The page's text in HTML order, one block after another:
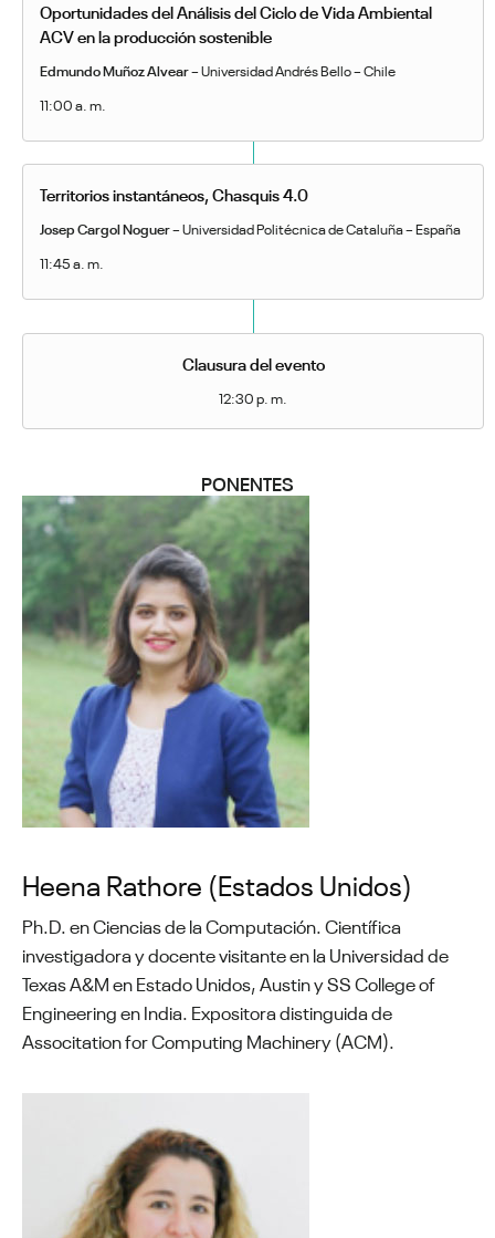
Oportunidades del Análisis del Ciclo de Vida Ambiental
ACV en la producción sostenible
Edmundo Muñoz Alvear– Universidad Andrés Bello – Chile
11:00 a. m.
Territorios instantáneos, Chasquis 4.0
Josep Cargol Noguer– Universidad Politécnica de Cataluña – España
11:45 a. m.
Clausura del evento
12:30 p. m.
PONENTES
Heena Rathore (Estados Unidos)
Ph.D. en Ciencias de la Computación. Científica
investigadora y docente visitante en la Universidad de
Texas A&M en Estado Unidos, Austin y SS College of
Engineering en India. Expositora distinguida de
Associtation for Computing Machinery (ACM).